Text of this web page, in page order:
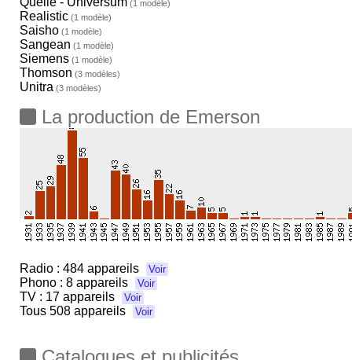
(1 modèle)
Realistic (1 modèle)
Saisho (1 modèle)
Sangean (1 modèle)
Siemens (1 modèle)
Thomson (3 modèles)
Unitra (3 modèles)
La production de Emerson
Radio : 484 appareils Voir
Phono : 8 appareils Voir
TV : 17 appareils Voir
Tous 508 appareils Voir